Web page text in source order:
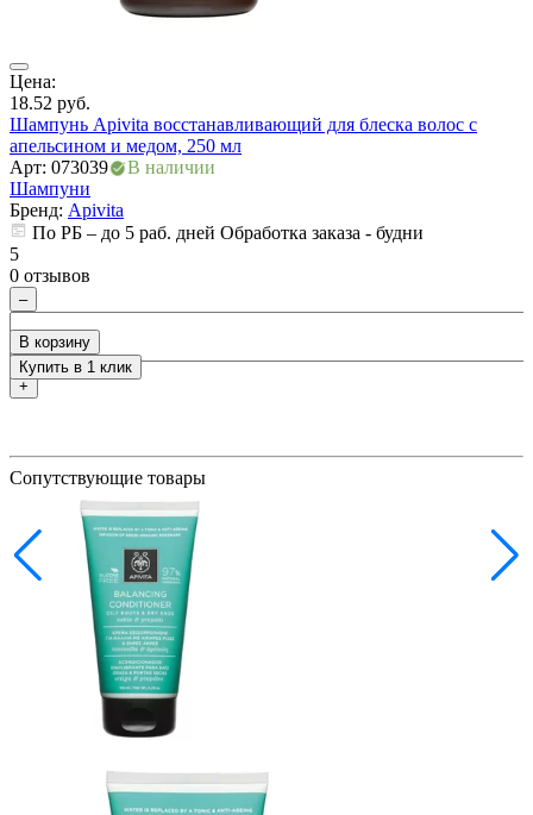
Цена:
18.52 руб.
Шампунь Apivita восстанавливающий для блеска волос с
апельсином и медом, 250 мл
Арт: 073039
В наличии
Шампуни
Бренд: Apivita
По РБ – до 5 раб. дней Обработка заказа - будни
5
0 отзывов
–
+
В корзину
Купить в 1 клик
Сопутствующие товары